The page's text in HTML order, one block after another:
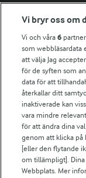
Fler Arlasajter
För ägare
Arlas kundportal
Arla.com
Falbygdens Ost
Arla webbshop
Bildbank
Följ oss
Vi bryr oss om
Vi och våra6
som webbläsardata
att välja Jag
för de syften som
data för att
återkallar ditt
inaktiverade kan
vara mindre
för att ändra dina
genom att klicka på
[eller den flytande
om tillämpligt].
Webbplats. Mer